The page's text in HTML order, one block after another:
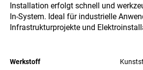
Installation erfolgt schnell und
In-System. Ideal für industrielle
Infrastrukturprojekte und
Werkstoff